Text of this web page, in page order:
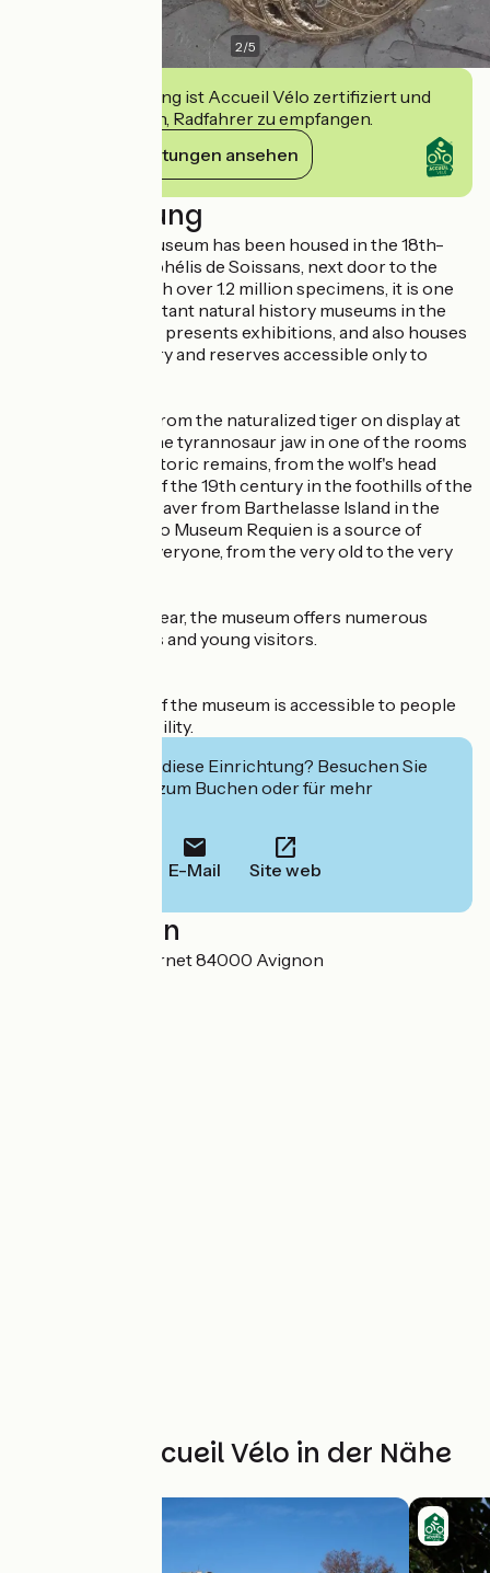
2/5
Diese Einrichtung ist Accueil Vélo zertifiziert und
verpflichtet sich, Radfahrer zu empfangen.
Ihre Verpflichtungen ansehen
Beschreibung
Since 1943, the museum has been housed in the 18th-
century Hôtel Raphélis de Soissans, next door to the
Musée Calvet. With over 1.2 million specimens, it is one
of the most important natural history museums in the
region. It regularly presents exhibitions, and also houses
a large study library and reserves accessible only to
Ideal for families: from the naturalized tiger on display at
the entrance to the tyrannosaur jaw in one of the rooms
devoted to prehistoric remains, from the wolf's head
found at the end of the 19th century in the foothills of the
Ventoux to the beaver from Barthelasse Island in the
showcase: a visit to Museum Requien is a source of
enrichment for everyone, from the very old to the very
Throughout the year, the museum offers numerous
events for families and young visitors.
IH: the first floor of the museum is accessible to people
with reduced mobility.
Interessiert Sie diese Einrichtung? Besuchen Sie
deren Website zum Buchen oder für mehr
E-Mail Site web
Localisation
67 rue Joseph Vernet 84000 Avignon
Weitere Accueil Vélo in der Nähe